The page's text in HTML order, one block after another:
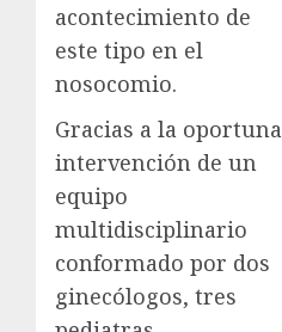
acontecimiento de
este tipo en el
nosocomio.
Gracias a la oportuna
intervención de un
equipo
multidisciplinario
conformado por dos
ginecólogos, tres